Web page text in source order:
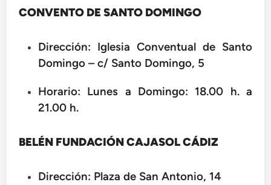
CONVENTO DE SANTO DOMINGO
Dirección: Iglesia Conventual de Santo
Domingo – c/ Santo Domingo, 5
Horario: Lunes a Domingo: 18.00 h. a
21.00 h.
BELÉN FUNDACIÓN CAJASOL CÁDIZ
Dirección: Plaza de San Antonio, 14